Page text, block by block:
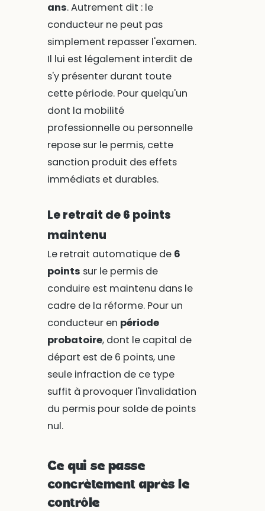
ans. Autrement dit : le
conducteur ne peut pas
simplement repasser l'examen.
Il lui est légalement interdit de
s'y présenter durant toute
cette période. Pour quelqu'un
dont la mobilité
professionnelle ou personnelle
repose sur le permis, cette
sanction produit des effets
immédiats et durables.
Le retrait de 6 points
maintenu
Le retrait automatique de 6
points sur le permis de
conduire est maintenu dans le
cadre de la réforme. Pour un
conducteur en période
probatoire, dont le capital de
départ est de 6 points, une
seule infraction de ce type
suffit à provoquer l'invalidation
du permis pour solde de points
nul.
Ce qui se passe
concrètement après le
contrôle